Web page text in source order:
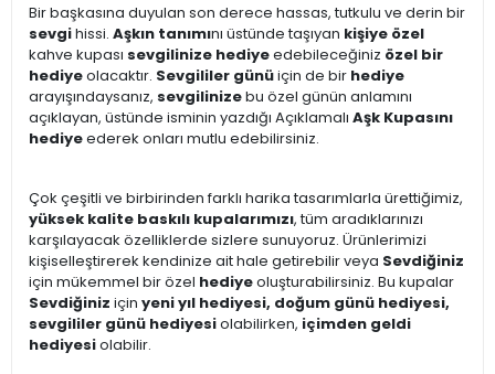
Bir başkasına duyulan son derece hassas, tutkulu ve derin bir
sevgihissi. Aşkın tanımını üstünde taşıyan kişiye özel
kahve kupası sevgilinize hediyeedebileceğiniz özel bir
hediyeolacaktır. Sevgililer günüiçin de bir hediye
arayışındaysanız, sevgilinizebu özel günün anlamını
açıklayan, üstünde isminin yazdığı Açıklamalı Aşk Kupasını
hediyeederek onları mutlu edebilirsiniz.
Çok çeşitli ve birbirinden farklı harika tasarımlarla ürettiğimiz,
yüksek kalite baskılı kupalarımızı, tüm aradıklarınızı
karşılayacak özelliklerde sizlere sunuyoruz. Ürünlerimizi
kişiselleştirerek kendinize ait hale getirebilir veya Sevdiğiniz
için mükemmel bir özel hediyeoluşturabilirsiniz. Bu kupalar
Sevdiğiniz için yeni yıl hediyesi, doğum günü hediyesi,
sevgililer günü hediyesiolabilirken, içimden geldi
hediyesiolabilir.